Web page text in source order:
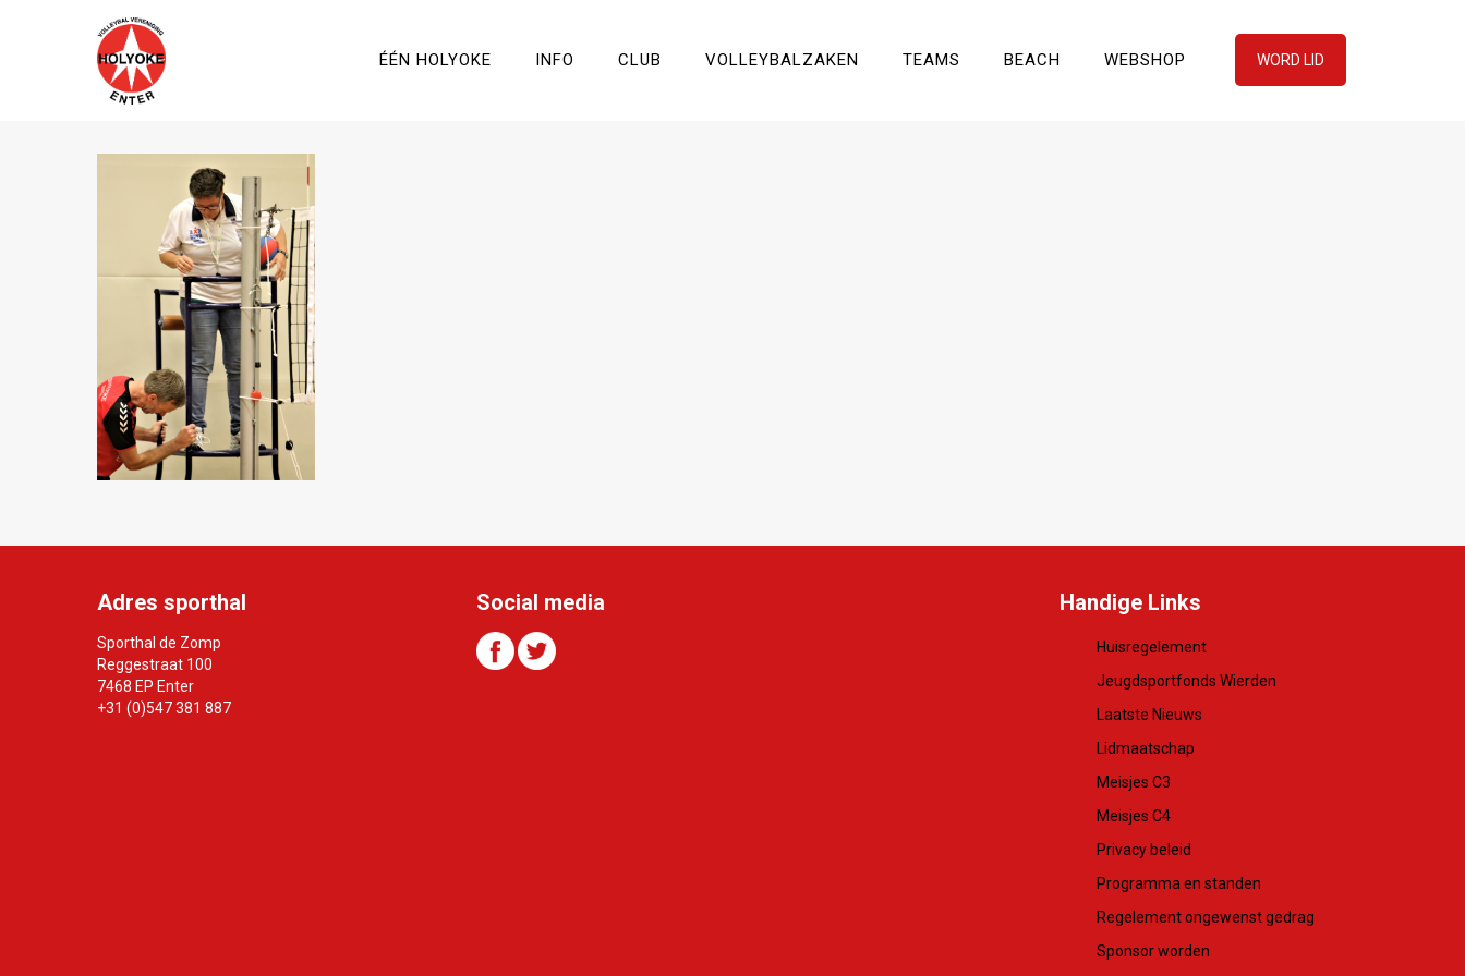
ÉÉN HOLYOKE INFO CLUB VOLLEYBALZAKEN TEAMS BEACH WEBSHOP WORD LID
Adres sporthal
Sporthal de Zomp
Reggestraat 100
7468 EP Enter
+31 (0)547 381 887
Social media Handige Links
Huisregelement
Jeugdsportfonds Wierden
Laatste Nieuws
Lidmaatschap
Meisjes C3
Meisjes C4
Privacy beleid
Programma en standen
Regelement ongewenst gedrag
Sponsor worden